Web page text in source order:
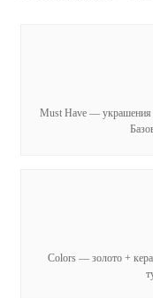
Must Have — украшения
Colors — золото +